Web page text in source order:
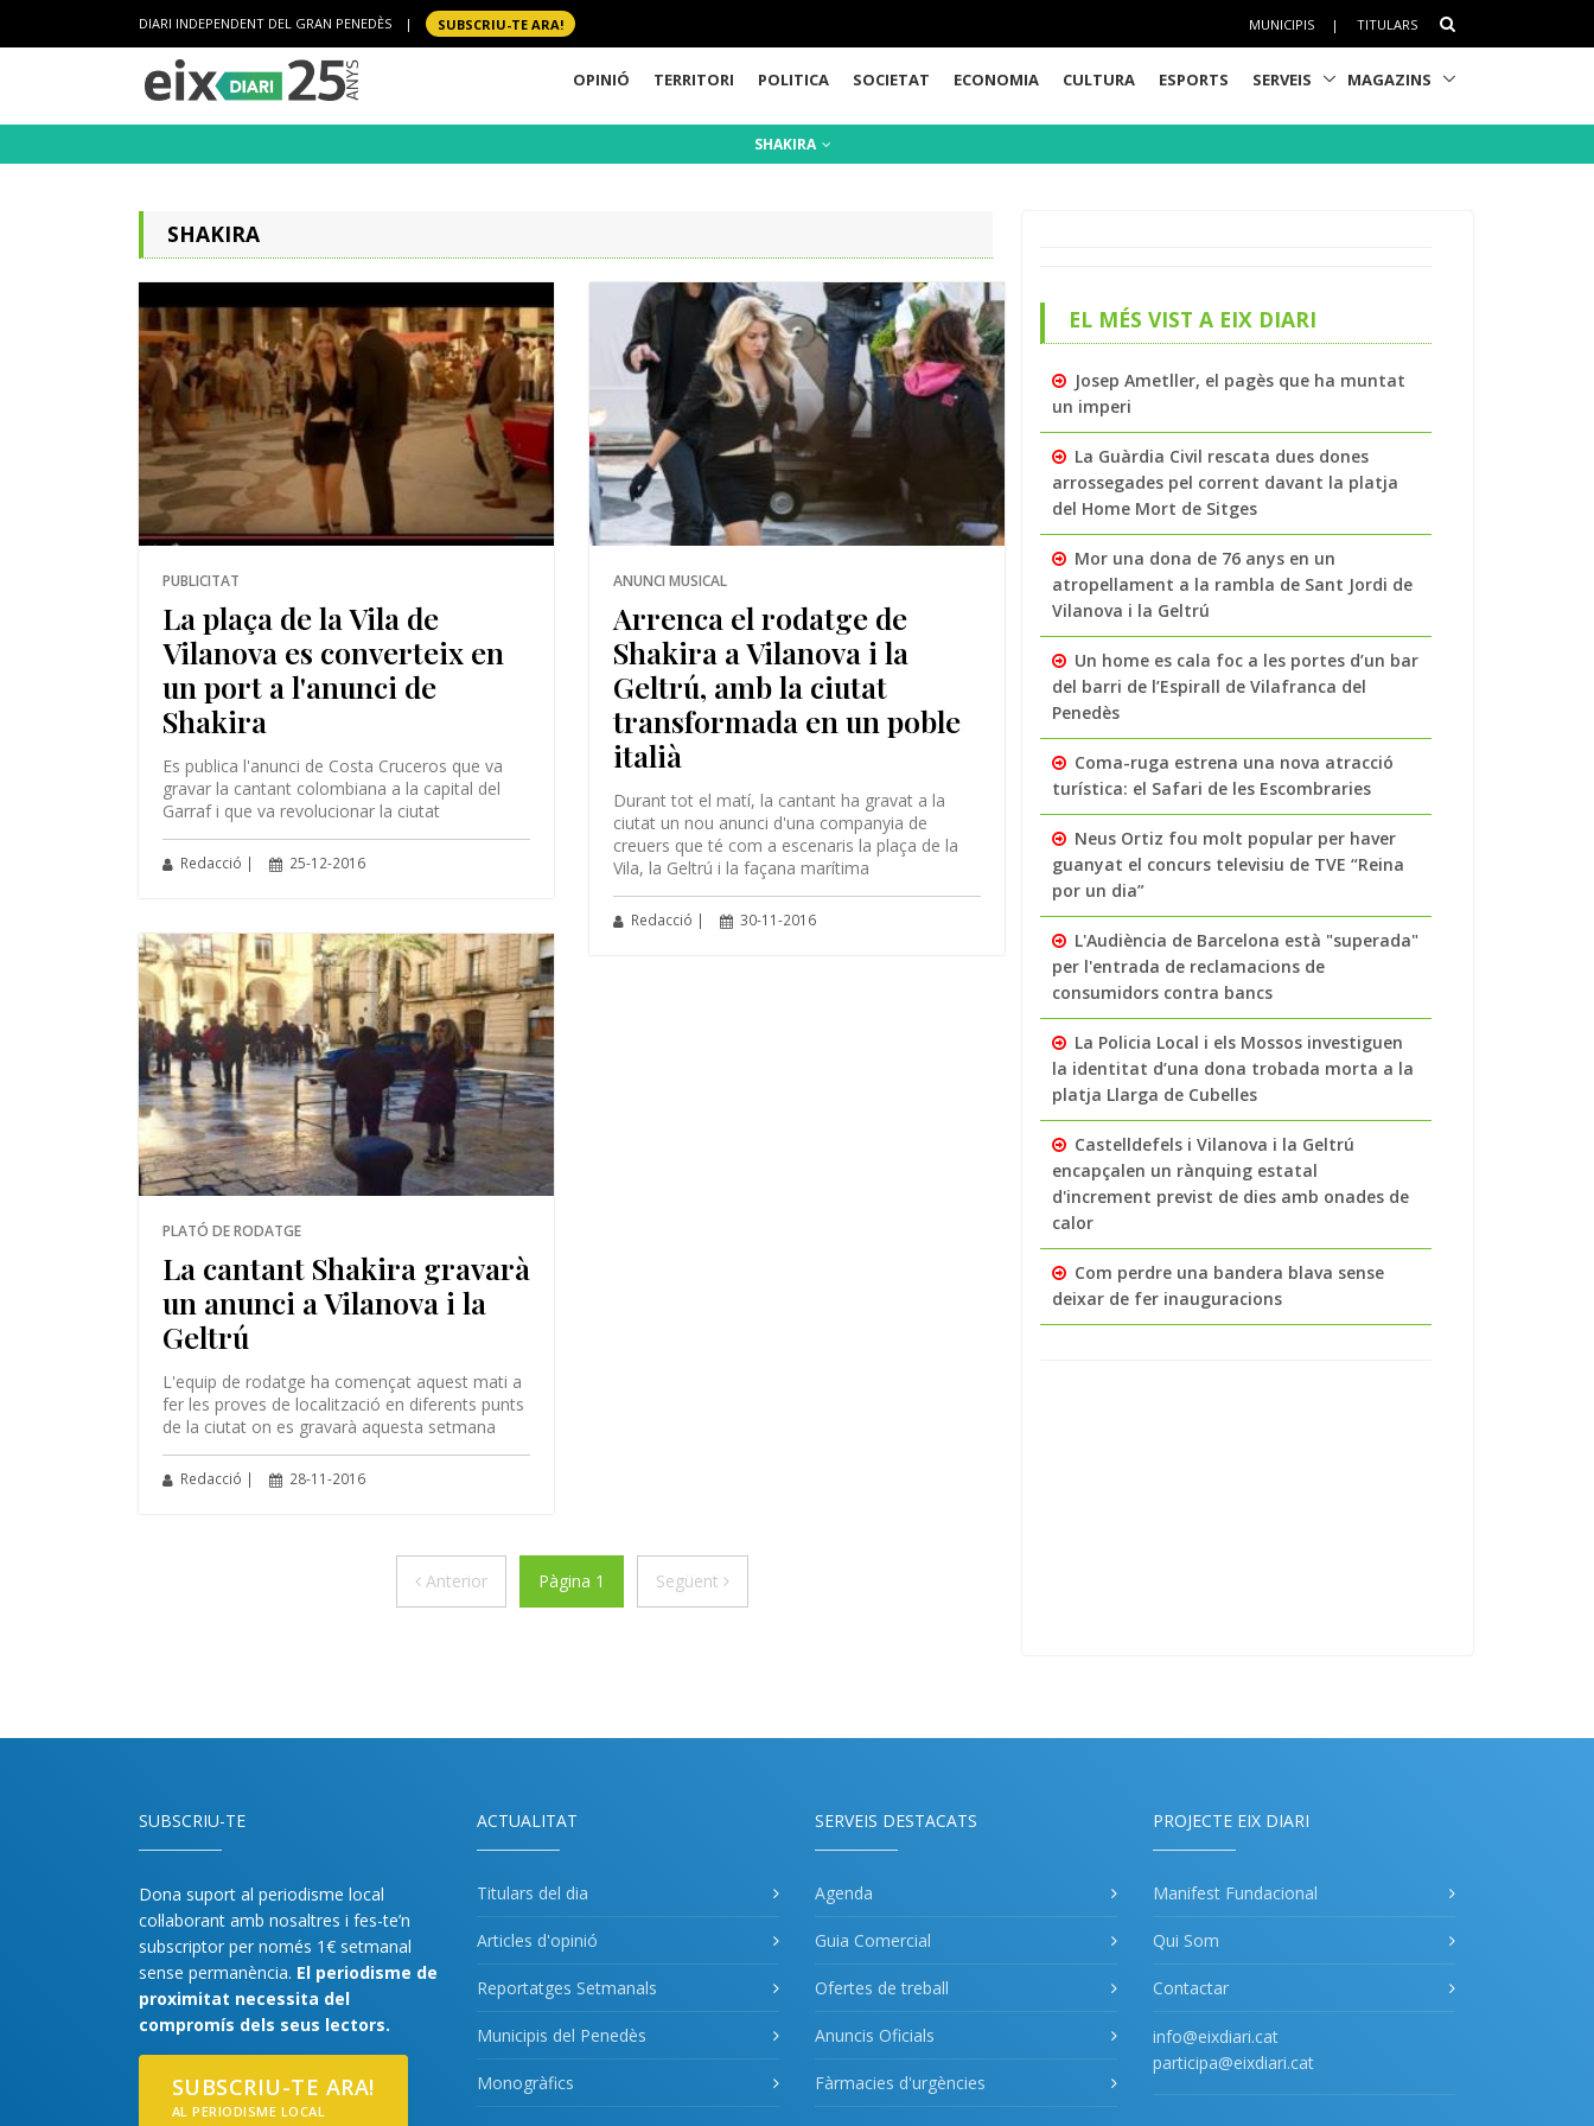
DIARI INDEPENDENT DEL GRAN PENEDÈS | SUBSCRIU-TE ARA! MUNICIPIS | TITULARS
OPINIÓ TERRITORI POLITICA SOCIETAT ECONOMIA CULTURA ESPORTS SERVEIS MAGAZINS
SHAKIRA
SHAKIRA
PUBLICITAT
La plaça de la Vila de
Vilanova es converteix en
un port a l'anunci de
Shakira
Es publica l'anunci de Costa Cruceros que va
gravar la cantant colombiana a la capital del
Garraf i que va revolucionar la ciutat
Redacció | 25-12-2016
ANUNCI MUSICAL
Arrenca el rodatge de
Shakira a Vilanova i la
Geltrú, amb la ciutat
transformada en un poble
italià
Durant tot el matí, la cantant ha gravat a la
ciutat un nou anunci d'una companyia de
creuers que té com a escenaris la plaça de la
Vila, la Geltrú i la façana marítima
Redacció | 30-11-2016
PLATÓ DE RODATGE
La cantant Shakira gravarà
un anunci a Vilanova i la
Geltrú
L'equip de rodatge ha començat aquest mati a
fer les proves de localització en diferents punts
de la ciutat on es gravarà aquesta setmana
Redacció | 28-11-2016
AnteriorAnteriorPàgina 1 Següent Següent
EL MÉS VIST A EIX DIARI
Josep Ametller, el pagès que ha muntat
un imperi
La Guàrdia Civil rescata dues dones
arrossegades pel corrent davant la platja
del Home Mort de Sitges
Mor una dona de 76 anys en un
atropellament a la rambla de Sant Jordi de
Vilanova i la Geltrú
Un home es cala foc a les portes d’un bar
del barri de l’Espirall de Vilafranca del
Penedès
Coma-ruga estrena una nova atracció
turística: el Safari de les Escombraries
Neus Ortiz fou molt popular per haver
guanyat el concurs televisiu de TVE “Reina
por un dia”
L'Audiència de Barcelona està "superada"
per l'entrada de reclamacions de
consumidors contra bancs
La Policia Local i els Mossos investiguen
la identitat d’una dona trobada morta a la
platja Llarga de Cubelles
Castelldefels i Vilanova i la Geltrú
encapçalen un rànquing estatal
d'increment previst de dies amb onades de
calor
Com perdre una bandera blava sense
deixar de fer inauguracions
SUBSCRIU-TE
Dona suport al periodisme local
col·laborant amb nosaltres i fes-te’n
subscriptor per només 1€ setmanal
sense permanència. El periodisme de
proximitat necessita del
compromís dels seus lectors.
SUBSCRIU-TE ARA!
AL PERIODISME LOCAL
ACTUALITAT
Titulars del dia
Articles d'opinió
Reportatges Setmanals
Municipis del Penedès
Monogràfics
SERVEIS DESTACATS
Agenda
Guia Comercial
Ofertes de treball
Anuncis Oficials
Fàrmacies d'urgències
PROJECTE EIX DIARI
Manifest Fundacional
Qui Som
Contactar
info@eixdiari.cat
participa@eixdiari.cat